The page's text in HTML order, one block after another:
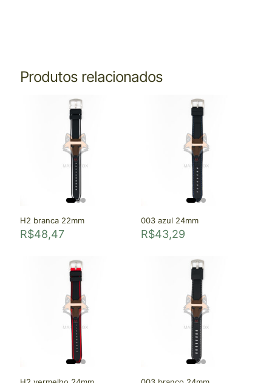
Produtos relacionados
H2 branca 22mm
R$48,47
003 azul 24mm
R$43,29